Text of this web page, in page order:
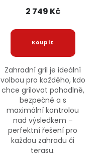
2 749 Kč
Zahradní gril je ideální
volbou pro každého, kdo
chce grilovat pohodlně,
bezpečně a s
maximální kontrolou
nad výsledkem –
perfektní řešení pro
každou zahradu či
terasu.